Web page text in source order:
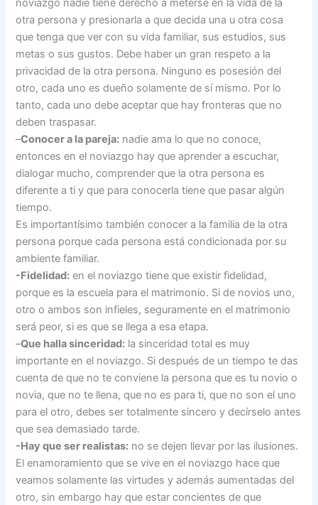
noviazgo nadie tiene derecho a meterse en la vida de la
otra persona y presionarla a que decida una u otra cosa
que tenga que ver con su vida familiar, sus estudios, sus
metas o sus gustos. Debe haber un gran respeto a la
privacidad de la otra persona. Ninguno es posesión del
otro, cada uno es dueño solamente de sí mismo. Por lo
tanto, cada uno debe aceptar que hay fronteras que no
deben traspasar.
–Conocer a la pareja: nadie ama lo que no conoce,
entonces en el noviazgo hay que aprender a escuchar,
dialogar mucho, comprender que la otra persona es
diferente a ti y que para conocerla tiene que pasar algún
tiempo.
Es importantísimo también conocer a la familia de la otra
persona porque cada persona está condicionada por su
ambiente familiar.
-Fidelidad: en el noviazgo tiene que existir fidelidad,
porque es la escuela para el matrimonio. Si de novios uno,
otro o ambos son infieles, seguramente en el matrimonio
será peor, si es que se llega a esa etapa.
–Que halla sinceridad: la sinceridad total es muy
importante en el noviazgo. Si después de un tiempo te das
cuenta de que no te conviene la persona que es tu novio o
novia, que no te llena, que no es para ti, que no son el uno
para el otro, debes ser totalmente sincero y decírselo antes
que sea demasiado tarde.
-Hay que ser realistas: no se dejen llevar por las ilusiones.
El enamoramiento que se vive en el noviazgo hace que
veamos solamente las virtudes y además aumentadas del
otro, sin embargo hay que estar concientes de que